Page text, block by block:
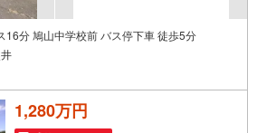
16分 鳩山中学校前 バス停下車 徒歩5分
1,280万円